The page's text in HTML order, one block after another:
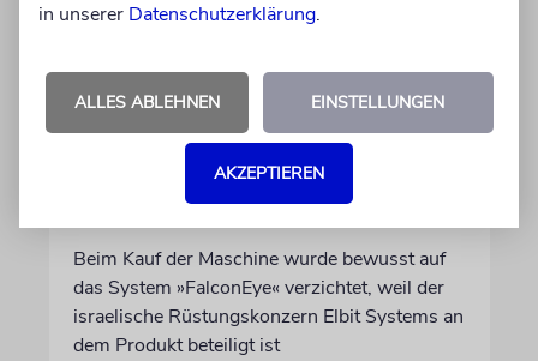
DUBLIN
Wegen Israel-Boykott:
Irisches Regierungsflugzeug
kann nicht mehr im Nebel
Beim Kauf der Maschine wurde bewusst auf
das System »FalconEye« verzichtet, weil der
israelische Rüstungskonzern Elbit Systems an
dem Produkt beteiligt ist
in unserer Datenschutzerklärung.
ALLES ABLEHNEN EINSTELLUNGEN
AKZEPTIEREN